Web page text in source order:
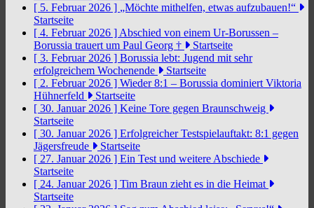
[ 5. Februar 2026 ] „Möchte mithelfen, etwas aufzubauen!“
Startseite
[ 4. Februar 2026 ] Abschied von einem Ur-Borussen –
Borussia trauert um Paul Georg †
Startseite
[ 3. Februar 2026 ] Borussia lebt: Jugend mit sehr
erfolgreichem Wochenende
Startseite
[ 2. Februar 2026 ] Wieder 8:1 – Borussia dominiert Viktoria
Hühnerfeld
Startseite
[ 30. Januar 2026 ] Keine Tore gegen Braunschweig
Startseite
[ 30. Januar 2026 ] Erfolgreicher Testspielauftakt: 8:1 gegen
Jägersfreude
Startseite
[ 27. Januar 2026 ] Ein Test und weitere Abschiede
Startseite
[ 24. Januar 2026 ] Tim Braun zieht es in die Heimat
Startseite